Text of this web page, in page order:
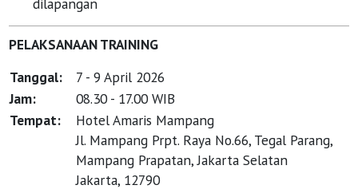
PELAKSANAAN TRAINING
Tanggal:
7 - 9 April 2026
Jam:
08.30 - 17.00 WIB
Tempat:
Hotel Amaris Mampang
Jl. Mampang Prpt. Raya No.66, Tegal Parang,
Mampang Prapatan, Jakarta Selatan
Jakarta, 12790